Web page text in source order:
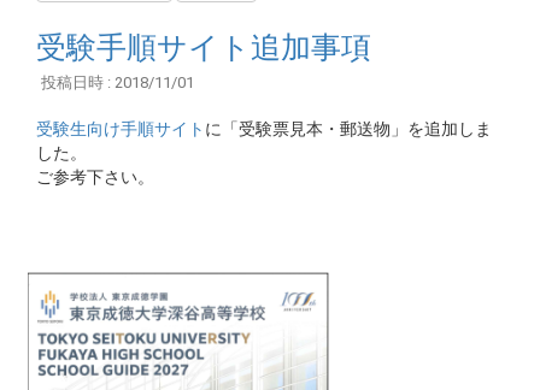
受験手順サイト追加事項
投稿日時 : 2018/11/01
受験生向け手順サイト に「受験票見本・郵送物」を追加しま
した。
ご参考下さい。